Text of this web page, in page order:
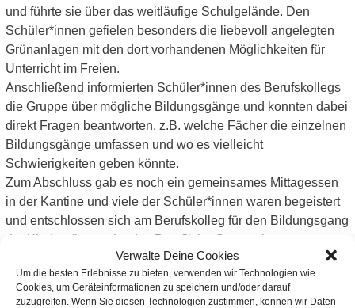
Verwalte Deine Cookies
Um die besten Erlebnisse zu bieten, verwenden wir Technologien wie
Cookies, um Geräteinformationen zu speichern und/oder darauf
zuzugreifen. Wenn Sie diesen Technologien zustimmen, können wir Daten
und führte sie über das weitläufige Schulgelände. Den
Schüler*innen gefielen besonders die liebevoll angelegten
Grünanlagen mit den dort vorhandenen Möglichkeiten für
Unterricht im Freien.
Anschließend informierten Schüler*innen des Berufskollegs
die Gruppe über mögliche Bildungsgänge und konnten dabei
direkt Fragen beantworten, z.B. welche Fächer die einzelnen
Bildungsgänge umfassen und wo es vielleicht
Schwierigkeiten geben könnte.
Zum Abschluss gab es noch ein gemeinsames Mittagessen
in der Kantine und viele der Schüler*innen waren begeistert
und entschlossen sich am Berufskolleg für den Bildungsgang
der Kinderpflege oder das Berufliche Gymnasium zu
Wir bedanken uns bei allen Beteiligten desBerufskollegs St.
Nikolausfür den tollen Tag!